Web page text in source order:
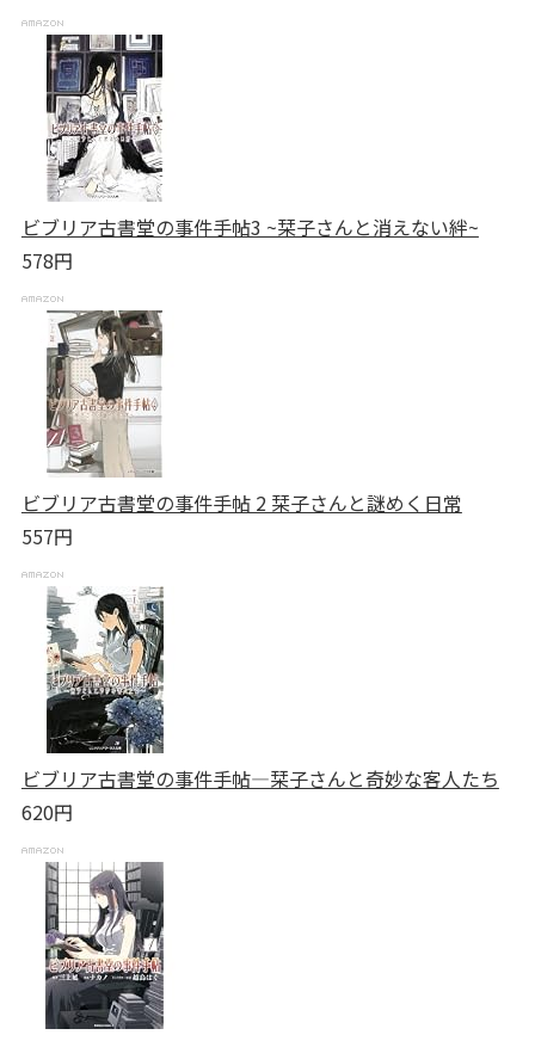
ビブリア古書堂の事件手帖3 ~栞子さんと消えない絆~
578円
ビブリア古書堂の事件手帖 2 栞子さんと謎めく日常
557円
ビブリア古書堂の事件手帖―栞子さんと奇妙な客人たち
620円